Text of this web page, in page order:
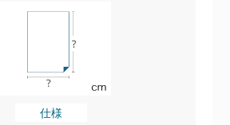
仕様